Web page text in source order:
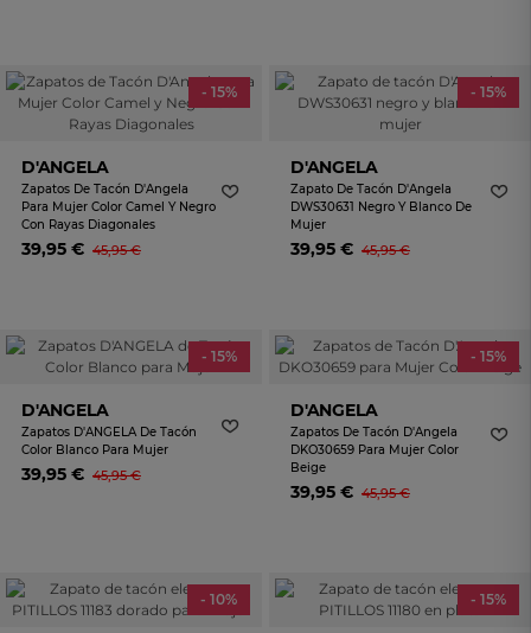
- 15%
D'ANGELA
Zapatos De Tacón D'Angela
Para Mujer Color Camel Y Negro
Con Rayas Diagonales
39,95 € 45,95 €
- 15%
D'ANGELA
Zapato De Tacón D'Angela
DWS30631 Negro Y Blanco De
Mujer
39,95 € 45,95 €
- 15%
D'ANGELA
Zapatos D'ANGELA De Tacón
Color Blanco Para Mujer
39,95 € 45,95 €
- 15%
D'ANGELA
Zapatos De Tacón D'Angela
DKO30659 Para Mujer Color
Beige
39,95 € 45,95 €
- 10% - 15%